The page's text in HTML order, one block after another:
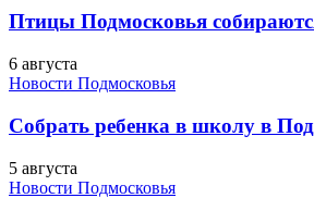
Птицы Подмосковья
6 августа
Новости Подмосковья
Собрать ребенка в школу в
5 августа
Новости Подмосковья